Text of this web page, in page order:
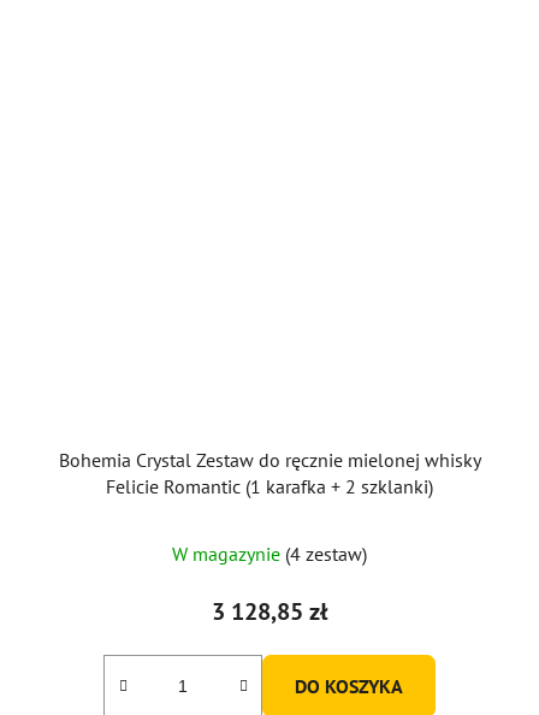
Bohemia Crystal Zestaw do ręcznie mielonej whisky
Felicie Romantic (1 karafka + 2 szklanki)
W magazynie (4 zestaw)
3 128,85 zł
DO KOSZYKA